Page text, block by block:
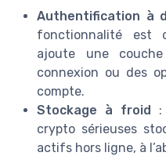
Authentification à
fonctionnalité est
ajoute une
connexion ou des
compte.
Stockage à froid :
crypto sérieuses
actifs hors ligne, à